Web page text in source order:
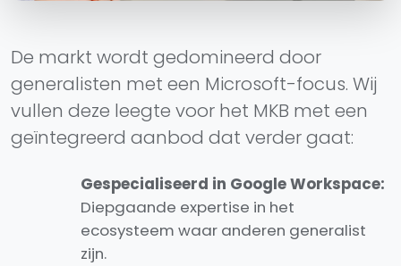
De markt wordt gedomineerd door
generalisten met een Microsoft-focus. Wij
vullen deze leegte voor het MKB met een
geïntegreerd aanbod dat verder gaat:
Gespecialiseerd in Google Workspace:
Diepgaande expertise in het
ecosysteem waar anderen generalist
zijn.